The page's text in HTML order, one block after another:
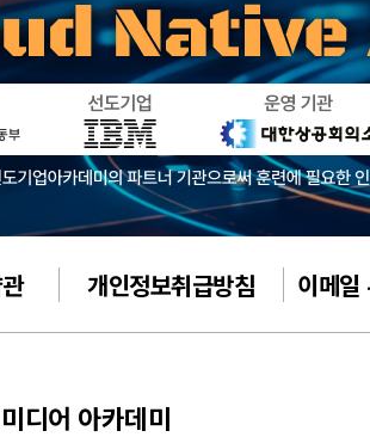
개인정보취급방침 이메일
디어 아카데미